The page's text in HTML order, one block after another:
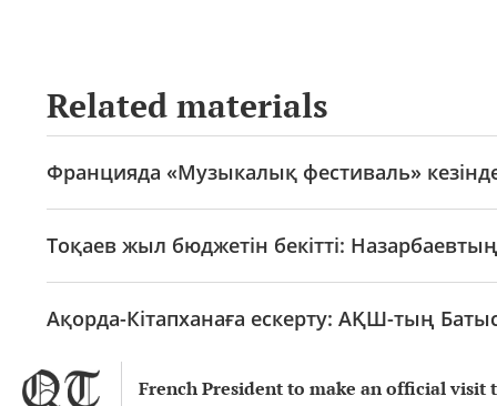
French President to make an official visit
Related materials
Францияда «Музыкалық фестиваль»
Тоқаев жыл бюджетін бекітті:
Ақорда-Кітапханаға ескерту: АҚШ-тың